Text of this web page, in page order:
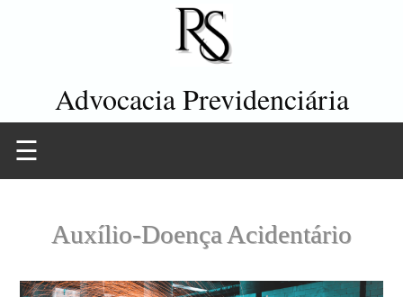
Advocacia Previdenciária
☰
Auxílio-Doença Acidentário